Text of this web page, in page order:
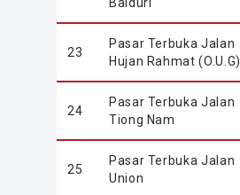
23
Pasar Terbuka Jalan
Hujan Rahmat (O.U.G)
24
Pasar Terbuka Jalan
Tiong Nam
25
Pasar Terbuka Jalan
Union